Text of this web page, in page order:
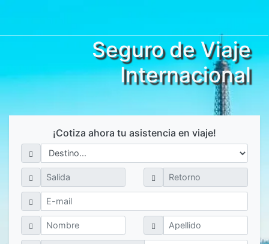
¡Cotiza ahora tu asistencia en viaje!
Seguro de Viaje
Internacional